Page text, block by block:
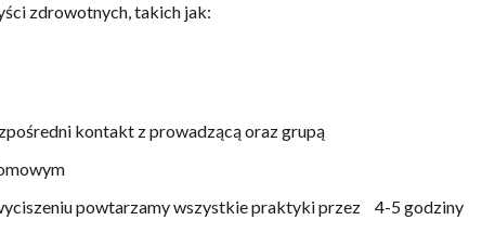
zdrowotnych, takich jak:
kontakt z prowadzącą oraz grupą
powtarzamy wszystkie praktyki przez 4-5 godziny